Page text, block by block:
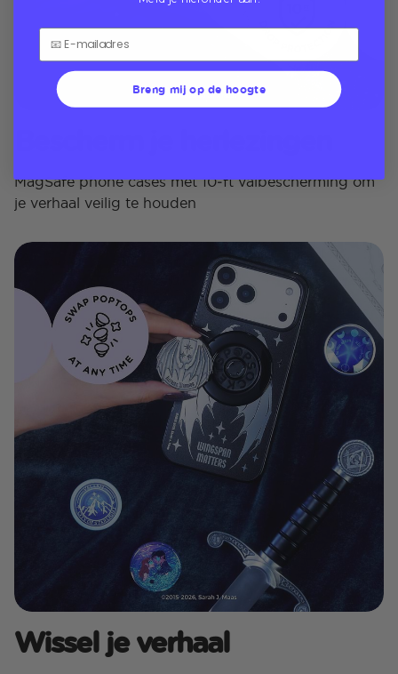
MagSafe phone cases met 10‑ft valbescherming om
je verhaal veilig te houden
Wissel je verhaal
Breng mij op de hoogte